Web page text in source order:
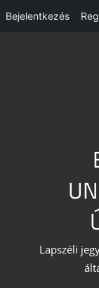
Bejelentkezés
Lapszéli